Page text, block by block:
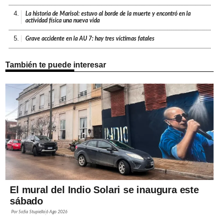
4.
La historia de Marisol: estuvo al borde de la muerte y encontró en la
actividad física una nueva vida
5. Grave accidente en la AU 7: hay tres víctimas fatales
También te puede interesar
El mural del Indio Solari se inaugura este
sábado
PorSofía Stupiello6 Ago 2026